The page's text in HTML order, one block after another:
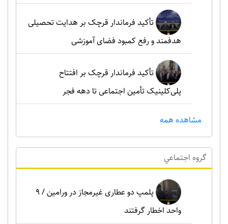
تأکید فرماندار قرچک بر هدایت تحصیلی
هدفمند و رفع کمبود فضای آموزشی
تأکید فرماندار قرچک بر افتتاح
پلی‌کلینیک تأمین اجتماعی تا دهه فجر
مشاهده همه
گروه اجتماعي
پلمپ دو عطاری غیرمجاز در ورامین / ۹
واحد اخطار گرفتند